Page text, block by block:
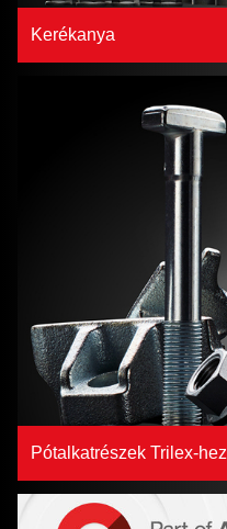
Kerékanya
Pótalkatrészek Trilex-hez